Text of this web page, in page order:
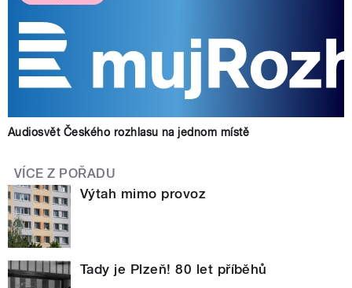
Audiosvět Českého rozhlasu na jednom místě
VÍCE Z POŘADU
Výtah mimo provoz
Tady je Plzeň! 80 let příběhů